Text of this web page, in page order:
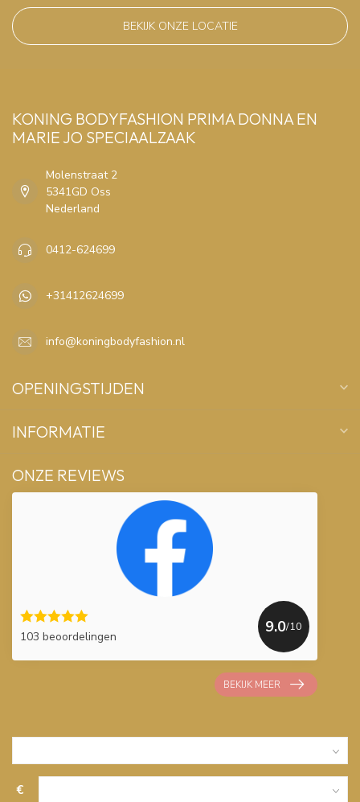
BEKIJK ONZE LOCATIE
KONING BODYFASHION PRIMA DONNA EN
MARIE JO SPECIAALZAAK
Molenstraat 2
5341GD Oss
Nederland
0412-624699
+31412624699
info@koningbodyfashion.nl
OPENINGSTIJDEN
INFORMATIE
ONZE REVIEWS
103 beoordelingen
9.0/10
BEKIJK MEER
€